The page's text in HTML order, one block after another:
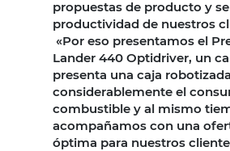
propuestas de producto y
productividad de nuestros
«Por eso presentamos el
Lander 440 Optidriver, un
presenta una caja
considerablemente el
combustible y al mismo
acompañamos con una
óptima para nuestros